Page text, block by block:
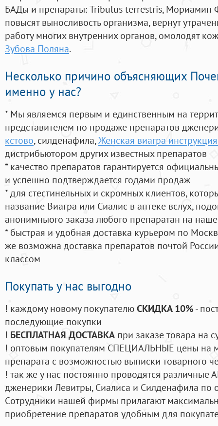
БАДы и препараты:Tribulus terrestris, Мориамин
повысят выносливость организма, вернут
работу многих внутренних органов, омолодят
Зубова Поляна.
Несколько причино объясняющих
именно у нас?
* Мы являемся первым и единственным на
представителем по продаже препаратов
кстово, силденафила,Женская виагра
дистрибьютором других известных препаратов
* качество препаратов гарантируется
и успешно подтверждается годами продаж
* для стестинельных и скромных клиентов,
название Виагра или Сиалис в аптеке вслух,
анонимныого заказа любого препаратан на
* быстрая и удобная доставка курьером по
же возможна доставка препаратов почтой
классом
Покупать у нас выгодно
! каждому новому покупателюСКИДКА 10%-
последующие покупки
! БЕСПЛАТНАЯ ДОСТАВКА при заказе товара на
! оптовым покупателям СПЕЦИАЛЬНЫЕ цены на
препарата с возможностью выписки товарного
! так же у нас постоянно проводятся
дженерики Левитры, Сиалиса и Силденафила по
Cотрудники нашей фирмы прилагают
приобретение препаратов удобным для